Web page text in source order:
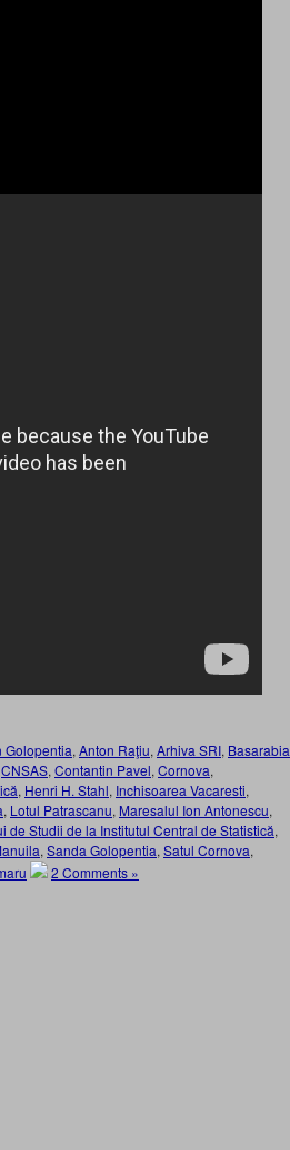
Golopentia, Anton Raţiu, Arhiva SRI, Basarabia
CNSAS, Contantin Pavel, Cornova,
, Henri H. Stahl, Inchisoarea Vacaresti,
, Lotul Patrascanu, Maresalul Ion Antonescu,
de Studii de la Institutul Central de Statistică,
, Sanda Golopentia, Satul Cornova,
2 Comments »